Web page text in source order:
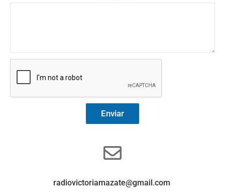
Enviar
radiovictoriamazate@gmail.com